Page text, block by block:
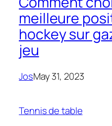
meilleure
hockey sur
jeu
JosMay 31, 2023
Tennis de table